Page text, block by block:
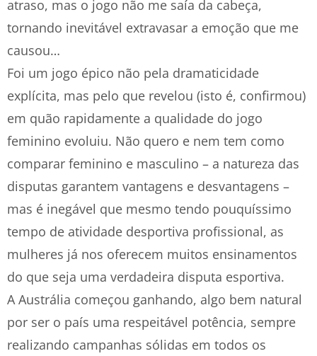
atraso, mas o jogo não me saía da cabeça,
tornando inevitável extravasar a emoção que me
causou…
Foi um jogo épico não pela dramaticidade
explícita, mas pelo que revelou (isto é, confirmou)
em quão rapidamente a qualidade do jogo
feminino evoluiu. Não quero e nem tem como
comparar feminino e masculino – a natureza das
disputas garantem vantagens e desvantagens –
mas é inegável que mesmo tendo pouquíssimo
tempo de atividade desportiva profissional, as
mulheres já nos oferecem muitos ensinamentos
do que seja uma verdadeira disputa esportiva.
A Austrália começou ganhando, algo bem natural
por ser o país uma respeitável potência, sempre
realizando campanhas sólidas em todos os